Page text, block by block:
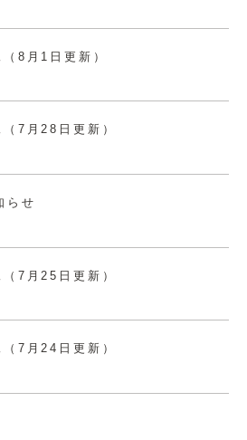
8月1日更新）
7月28日更新）
らせ
7月25日更新）
7月24日更新）